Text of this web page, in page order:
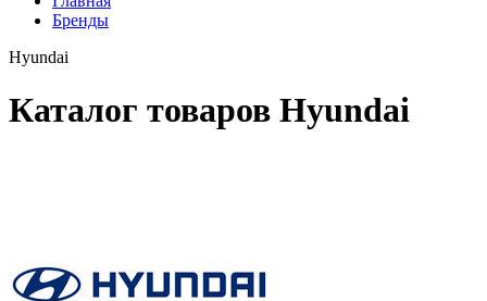
Бренды
Hyundai
Каталог товаров Hyundai